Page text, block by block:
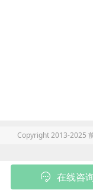
Copyright 2013-2025
在线咨